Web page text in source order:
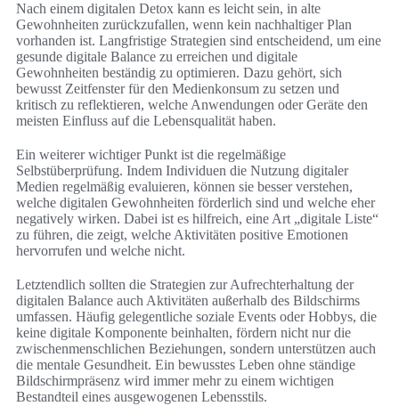
Nach einem digitalen Detox kann es leicht sein, in alte
Gewohnheiten zurückzufallen, wenn kein nachhaltiger Plan
vorhanden ist. Langfristige Strategien sind entscheidend, um eine
gesunde digitale Balance zu erreichen und digitale
Gewohnheiten beständig zu optimieren. Dazu gehört, sich
bewusst Zeitfenster für den Medienkonsum zu setzen und
kritisch zu reflektieren, welche Anwendungen oder Geräte den
meisten Einfluss auf die Lebensqualität haben.
Ein weiterer wichtiger Punkt ist die regelmäßige
Selbstüberprüfung. Indem Individuen die Nutzung digitaler
Medien regelmäßig evaluieren, können sie besser verstehen,
welche digitalen Gewohnheiten förderlich sind und welche eher
negatively wirken. Dabei ist es hilfreich, eine Art „digitale Liste“
zu führen, die zeigt, welche Aktivitäten positive Emotionen
hervorrufen und welche nicht.
Letztendlich sollten die Strategien zur Aufrechterhaltung der
digitalen Balance auch Aktivitäten außerhalb des Bildschirms
umfassen. Häufig gelegentliche soziale Events oder Hobbys, die
keine digitale Komponente beinhalten, fördern nicht nur die
zwischenmenschlichen Beziehungen, sondern unterstützen auch
die mentale Gesundheit. Ein bewusstes Leben ohne ständige
Bildschirmpräsenz wird immer mehr zu einem wichtigen
Bestandteil eines ausgewogenen Lebensstils.